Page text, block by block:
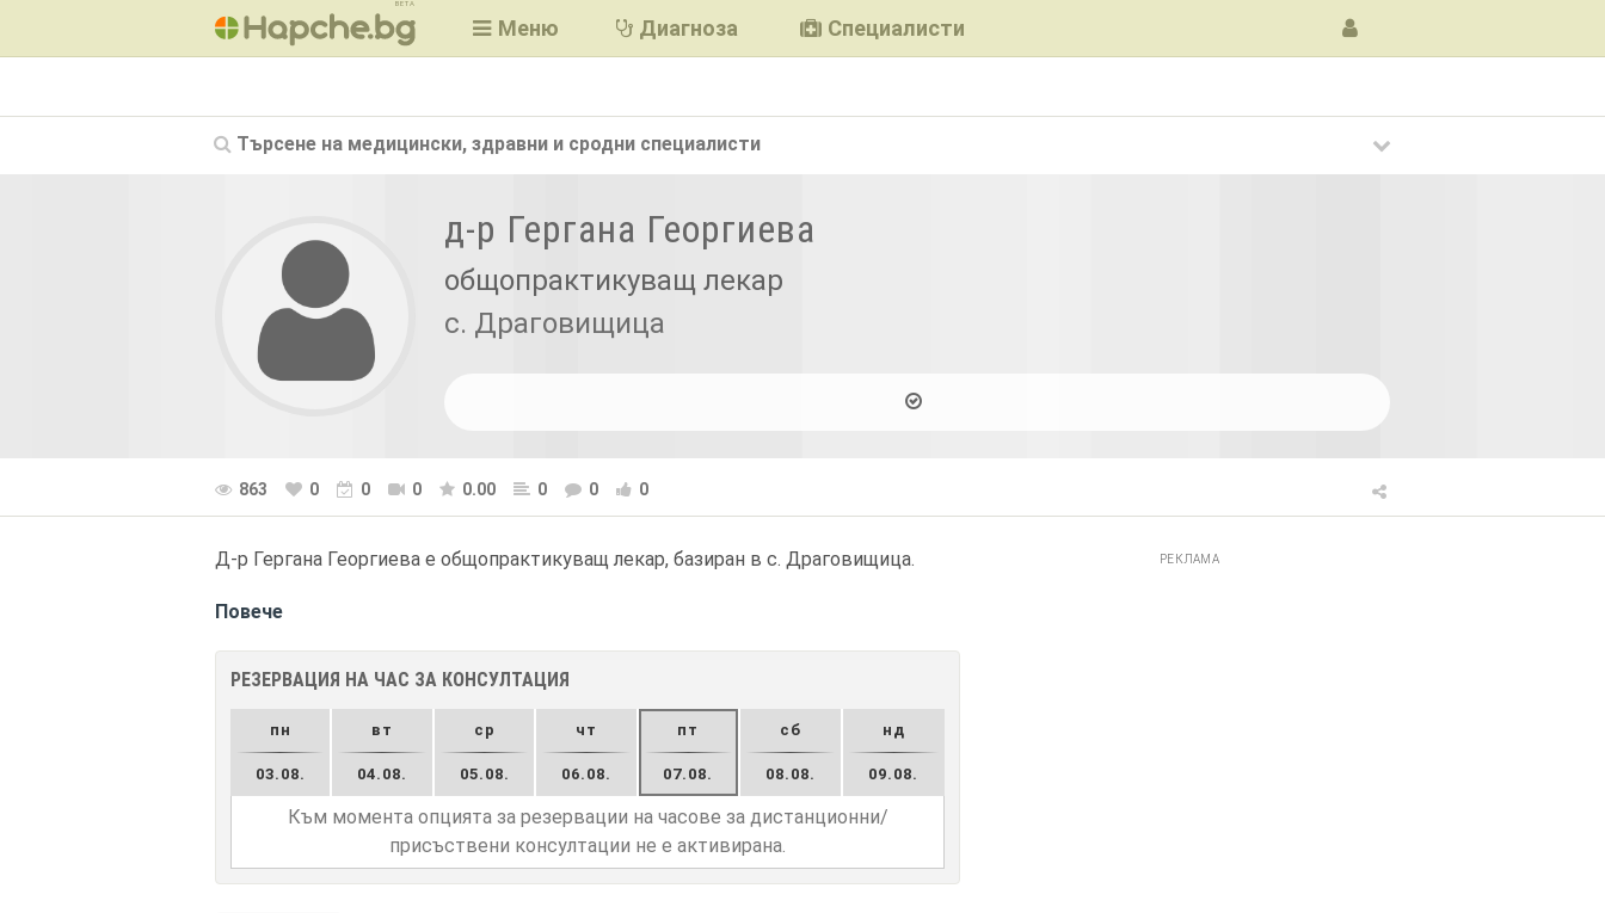
BETA
Меню Диагноза Специалисти
Търсене на медицински, здравни и сродни специалисти
д-р Гергана Георгиева
общопрактикуващ лекар
с. Драговищица
863 0 0 0 0.00 0 0 0
Д-р Гергана Георгиева е общопрактикуващ лекар, базиран в с. Драговищица.
Повече
РЕЗЕРВАЦИЯ НА ЧАС ЗА КОНСУЛТАЦИЯ
пн
03.08.
вт
04.08.
ср
05.08.
чт
06.08.
пт
07.08.
сб
08.08.
нд
09.08.
Към момента опцията за резервации на часове за дистанционни/
присъствени консултации не е активирана.
РЕКЛАМА